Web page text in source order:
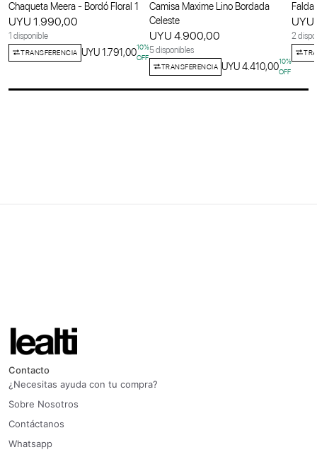
Chaqueta Meera - Bordó Floral 1
UYU 1.990,00
1 disponible
TRANSFERENCIA UYU 1.791,0010%
OFF
Camisa Maxime Lino Bordada
Celeste
UYU 4.900,00
5 disponibles
TRANSFERENCIA UYU 4.410,0010%
OFF
Falda
2
Contacto
¿Necesitas ayuda con tu compra?
Sobre Nosotros
Contáctanos
Whatsapp